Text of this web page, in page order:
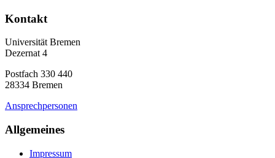
Kontakt
Universität Bremen
Dezernat 4
Postfach 330 440
28334 Bremen
Ansprechpersonen
Allgemeines
Impressum